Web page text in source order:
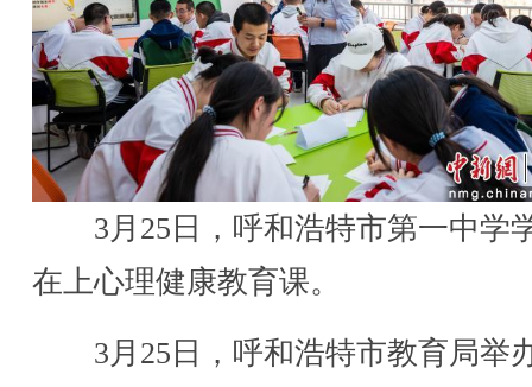
3月25日，呼和浩特市第一中学
在上心理健康教育课。
3月25日，呼和浩特市教育局举